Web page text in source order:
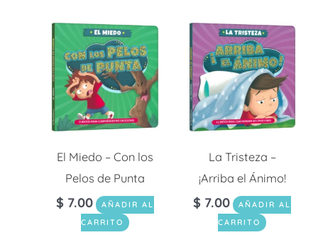
El Miedo – Con los
Pelos de Punta
$ 7.00
AÑADIR AL
CARRITO
La Tristeza –
¡Arriba el Ánimo!
$ 7.00
AÑADIR AL
CARRITO